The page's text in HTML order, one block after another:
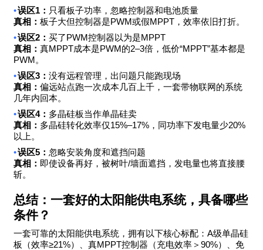
•误区1 ： 只看板子功率，忽略控制器和电池质量
真相： 板子大但控制器是PWM或假MPPT ，效率依旧打折。
•误区2 ： 买了PWM控制器以为是MPPT
真相： 真MPPT成本是PWM的2–3倍，低价“MPPT”基本都是
PWM。
•误区3 ： 没有远程管理，出问题只能跑现场
真相： 偏远站点跑一次成本几百上千，一套带物联网的系统
几年内回本。
•误区4： 多晶硅板当作单晶硅卖
真相： 多晶硅转化效率仅15%–17% ，同功率下发电量少20%
以上。
•误区5 ： 忽略安装角度和遮挡问题
真相： 即使设备再好，被树叶/墙面遮挡，发电量也将直接腰
斩。
总结：一套好的太阳能供电系统，具备哪些
条件？
一套可靠的太阳能供电系统，拥有以下核心标配： A级单晶硅
板（效率≥21%）、真MPPT控制器（充电效率＞ 90%）、免